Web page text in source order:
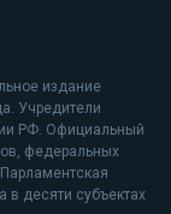
издание
Учредители
РФ. Официальный
федеральных
в десяти субъектах